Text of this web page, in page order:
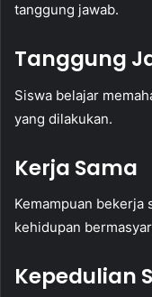
tanggung jawab.
Tanggung
Siswa belajar
yang dilakukan.
Kerja Sama
Kemampuan bekerja
kehidupan
Kepedulian